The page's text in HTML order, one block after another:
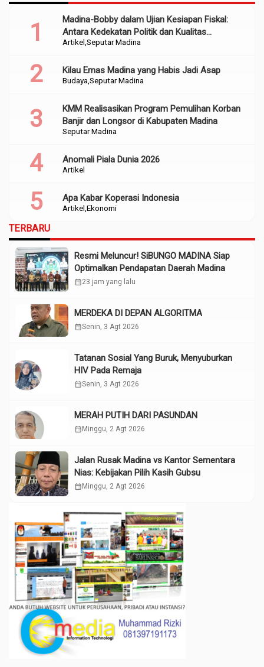
Artikel Seputar Madina
Madina-Bobby dalam Ujian Kesiapan Fiskal:
Antara Kedekatan Politik dan Kualitas
Perencanaan
Budaya Seputar Madina
Kilau Emas Madina yang Habis Jadi Asap
Seputar Madina
KMM Realisasikan Program Pemulihan Korban
Banjir dan Longsor di Kabupaten Madina
Artikel
Anomali Piala Dunia 2026
Artikel Ekonomi
Apa Kabar Koperasi Indonesia
TERBARU
Resmi Meluncur! SiBUNGO MADINA Siap
Optimalkan Pendapatan Daerah Madina
calendar_month23 jam yang lalu
MERDEKA DI DEPAN ALGORITMA
calendar_monthSenin, 3 Agt 2026
Tatanan Sosial Yang Buruk, Menyuburkan
HIV Pada Remaja
calendar_monthSenin, 3 Agt 2026
MERAH PUTIH DARI PASUNDAN
calendar_month Minggu, 2 Agt 2026
Jalan Rusak Madina vs Kantor Sementara
Nias: Kebijakan Pilih Kasih Gubsu
calendar_month Minggu, 2 Agt 2026